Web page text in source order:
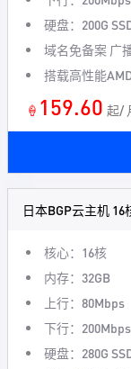
硬盘：200G
域名免备案 广
搭载高性能
🍦 159.60 起/
日本BGP云主机 16
核心：16核
内存：32GB
上行：80Mbps
下行：200Mbps
硬盘：280G